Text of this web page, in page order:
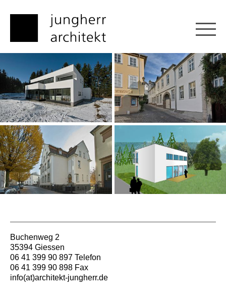
Buchenweg 2
35394 Giessen
06 41 399 90 897 Telefon
06 41 399 90 898 Fax
info(at)architekt-jungherr.de